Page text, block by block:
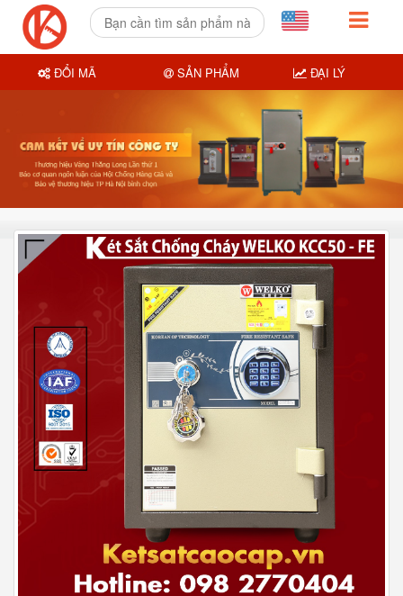
ĐỔI MÃ SẢN PHẨM ĐẠI LÝ